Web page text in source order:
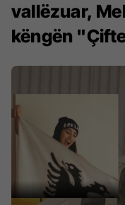
vallëzuar,
këngën